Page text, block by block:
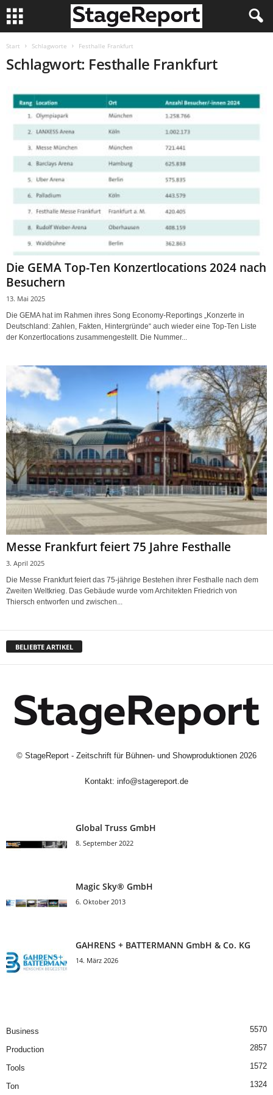
Start Schlagworte Festhalle Frankfurt
Schlagwort: Festhalle Frankfurt
Die GEMA Top-Ten Konzertlocations 2024 nach
Besuchern
13. Mai 2025
Die GEMA hat im Rahmen ihres Song Economy-Reportings „Konzerte in
Deutschland: Zahlen, Fakten, Hintergründe“ auch wieder eine Top-Ten Liste
der Konzertlocations zusammengestellt. Die Nummer...
Messe Frankfurt feiert 75 Jahre Festhalle
3. April 2025
Die Messe Frankfurt feiert das 75-jährige Bestehen ihrer Festhalle nach dem
Zweiten Weltkrieg. Das Gebäude wurde vom Architekten Friedrich von
Thiersch entworfen und zwischen...
BELIEBTE ARTIKEL
© StageReport - Zeitschrift für Bühnen- und Showproduktionen 2026
Kontakt: info@stagereport.de
Global Truss GmbH
8. September 2022
Magic Sky® GmbH
6. Oktober 2013
GAHRENS + BATTERMANN GmbH & Co. KG
14. März 2026
Business 5570
Production 2857
Tools 1572
Ton 1324